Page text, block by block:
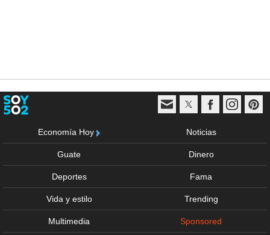
Economía Hoy Noticias
Guate Dinero
Deportes Fama
Vida y estilo Trending
Multimedia Sponsored